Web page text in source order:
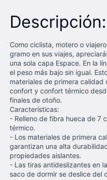
Descripción:
Como ciclista, motero o
gramo en sus viajes,
una sola capa Espace. En la
el peso más bajo sin igual.
materiales de primera calidad
confort y confort térmico
finales de otoño.
Características:
- Relleno de fibra hueca de 7
térmico.
- Los materiales de primera
garantizan una alta
propiedades aislantes.
- Las tiras antideslizantes en
saco de dormir se deslice del